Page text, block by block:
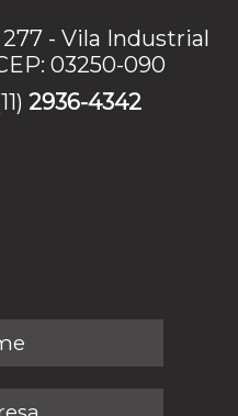
- Vila Industrial
03250-090
2936-4342